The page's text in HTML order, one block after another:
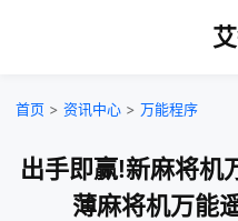
首页 > 资讯中心 > 万能程序
出手即赢!新麻将机
薄麻将机万能